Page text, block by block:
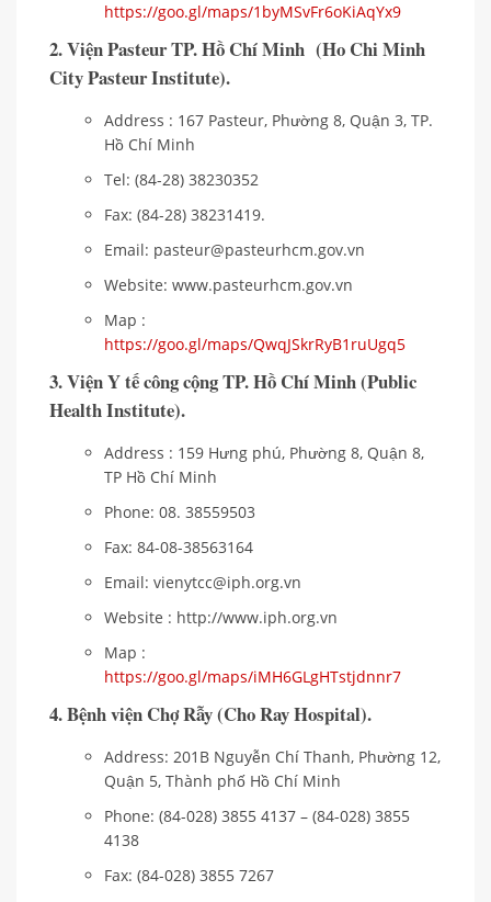
https://goo.gl/maps/1byMSvFr6oKiAqYx9
2. Viện Pasteur TP. Hồ Chí Minh (Ho Chi Minh
City Pasteur Institute).
Address : 167 Pasteur, Phường 8, Quận 3, TP.
Hồ Chí Minh
Tel: (84-28) 38230352
Fax: (84-28) 38231419.
Email: pasteur@pasteurhcm.gov.vn
Website: www.pasteurhcm.gov.vn
Map :
https://goo.gl/maps/QwqJSkrRyB1ruUgq5
3. Viện Y tế công cộng TP. Hồ Chí Minh (Public
Health Institute).
Address : 159 Hưng phú, Phường 8, Quận 8,
TP Hồ Chí Minh
Phone: 08. 38559503
Fax: 84-08-38563164
Email: vienytcc@iph.org.vn
Website : http://www.iph.org.vn
Map :
https://goo.gl/maps/iMH6GLgHTstjdnnr7
4. Bệnh viện Chợ Rẫy (Cho Ray Hospital).
Address: 201B Nguyễn Chí Thanh, Phường 12,
Quận 5, Thành phố Hồ Chí Minh
Phone: (84-028) 3855 4137 – (84-028) 3855
4138
Fax: (84-028) 3855 7267